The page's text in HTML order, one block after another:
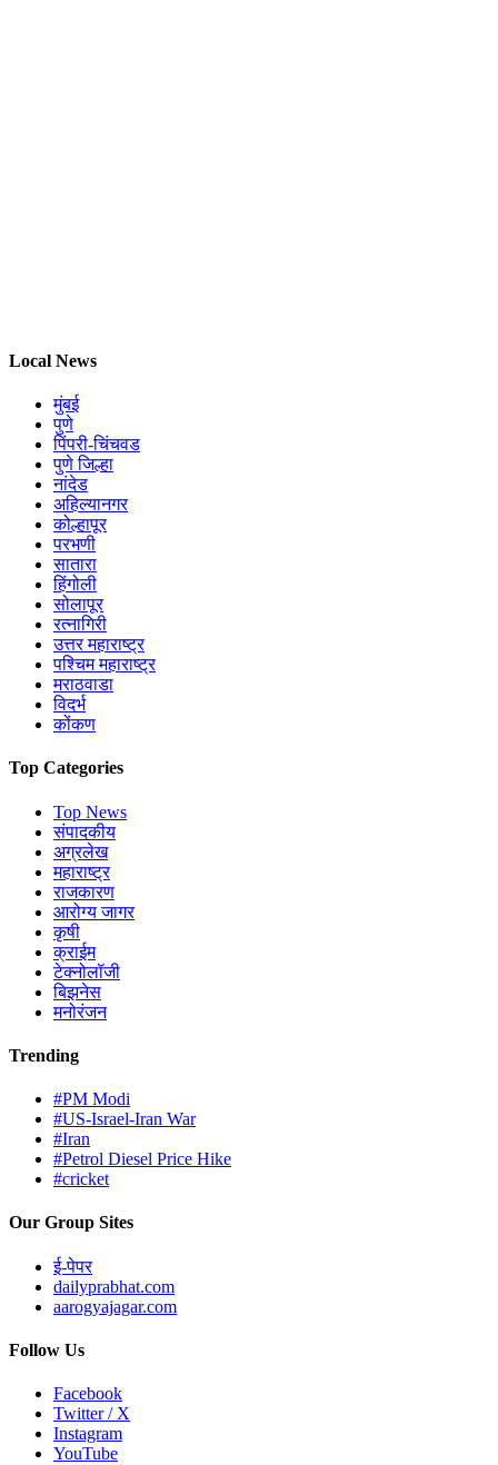
Local News
मुंबई
पुणे
पिंपरी-चिंचवड
पुणे जिल्हा
नांदेड
अहिल्यानगर
कोल्हापूर
परभणी
सातारा
हिंगोली
सोलापूर
रत्नागिरी
उत्तर महाराष्ट्र
पश्चिम महाराष्ट्र
मराठवाडा
विदर्भ
कोंकण
Top Categories
Top News
संपादकीय
अग्रलेख
महाराष्ट्र
राजकारण
आरोग्य जागर
कृषी
क्राईम
टेक्नोलॉजी
बिझनेस
मनोरंजन
Trending
#PM Modi
#US-Israel-Iran War
#Iran
#Petrol Diesel Price Hike
#cricket
Our Group Sites
ई-पेपर
dailyprabhat.com
aarogyajagar.com
Follow Us
Facebook
Twitter / X
Instagram
YouTube